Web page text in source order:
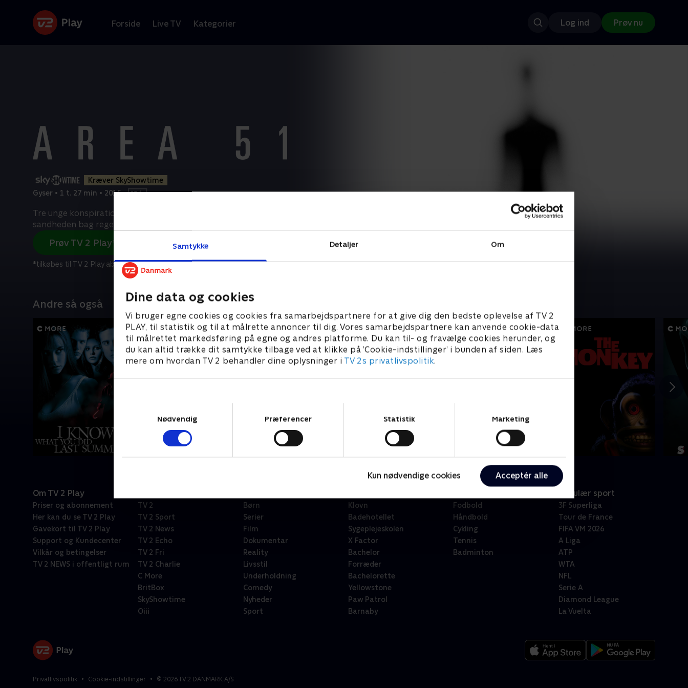
Samtykke Detaljer Om
Dine data og cookies
Vi bruger egne cookies og cookies fra samarbejdspartnere for at give dig den bedste oplevelse af TV 2
PLAY, til statistik og til at målrette annoncer til dig. Vores samarbejdspartnere kan anvende cookie-data
til målrettet markedsføring på egne og andres platforme. Du kan til- og fravælge cookies herunder, og
du kan altid trække dit samtykke tilbage ved at klikke på ’Cookie-indstillinger’ i bunden af siden. Læs
mere om hvordan TV 2 behandler dine oplysninger i TV 2s privatlivspolitik.
Nødvendig
Præferencer Statistik Marketing
Kun nødvendige cookies Acceptér alle
Forside Live TV Kategorier Log ind Prøv nu
Kræver SkyShowtime
Gyser • 1 t. 27 min • 2015 •
Tre unge konspirationsteoretikere forsøger at afdække
sandheden bag regeringens tophemmelige sted,
Prøv TV 2 Play*
*tilkøbes til TV 2 Play abonnement
Andre så også
Om TV 2 Play
Priser og abonnement
Her kan du se TV 2 Play
Gavekort til TV 2 Play
Support og Kundecenter
Vilkår og betingelser
TV 2 NEWS i offentligt rum
TV 2
TV 2 Sport
TV 2 News
TV 2 Echo
TV 2 Fri
TV 2 Charlie
C More
BritBox
SkyShowtime
Oiii
Børn
Serier
Film
Dokumentar
Reality
Livsstil
Underholdning
Comedy
Nyheder
Sport
Klovn
Badehotellet
Sygeplejeskolen
X Factor
Bachelor
Forræder
Bachelorette
Yellowstone
Paw Patrol
Barnaby
Fodbold
Håndbold
Cykling
Tennis
Badminton
Populær sport
3F Superliga
Tour de France
FIFA VM 2026
A Liga
ATP
WTA
NFL
Serie A
Diamond League
La Vuelta
Privatlivspolitik Cookie-indstillinger © 2026TV 2 DANMARK A/S